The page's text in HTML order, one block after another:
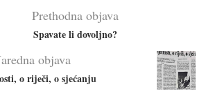
Prethodna objava
Spavate li dovoljno?
objava
o riječi, o sjećanju